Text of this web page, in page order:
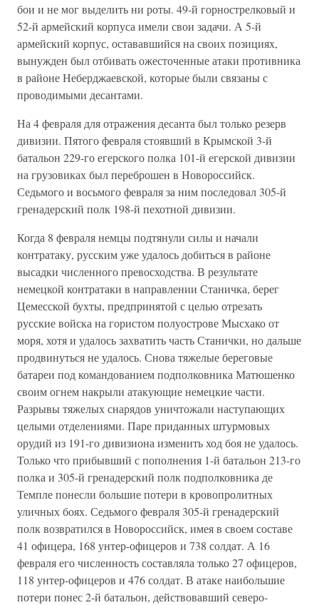
бои и не мог выделить ни роты. 49-й горнострелковый и
52-й армейский корпуса имели свои задачи. А 5-й
армейский корпус, остававшийся на своих позициях,
вынужден был отбивать ожесточенные атаки противника
в районе Неберджаевской, которые были связаны с
проводимыми десантами.
На 4 февраля для отражения десанта был только резерв
дивизии. Пятого февраля стоявший в Крымской 3-й
батальон 229-го егерского полка 101-й егерской дивизии
на грузовиках был переброшен в Новороссийск.
Седьмого и восьмого февраля за ним последовал 305-й
гренадерский полк 198-й пехотной дивизии.
Когда 8 февраля немцы подтянули силы и начали
контратаку, русским уже удалось добиться в районе
высадки численного превосходства. В результате
немецкой контратаки в направлении Станичка, берег
Цемесской бухты, предпринятой с целью отрезать
русские войска на гористом полуострове Мысхако от
моря, хотя и удалось захватить часть Станички, но дальше
продвинуться не удалось. Снова тяжелые береговые
батареи под командованием подполковника Матюшенко
своим огнем накрыли атакующие немецкие части.
Разрывы тяжелых снарядов уничтожали наступающих
целыми отделениями. Паре приданных штурмовых
орудий из 191-го дивизиона изменить ход боя не удалось.
Только что прибывший с пополнения 1-й батальон 213-го
полка и 305-й гренадерский полк подполковника де
Темпле понесли большие потери в кровопролитных
уличных боях. Седьмого февраля 305-й гренадерский
полк возвратился в Новороссийск, имея в своем составе
41 офицера, 168 унтер-офицеров и 738 солдат. А 16
февраля его численность составляла только 27 офицеров,
118 унтер-офицеров и 476 солдат. В атаке наибольшие
потери понес 2-й батальон, действовавший северо-